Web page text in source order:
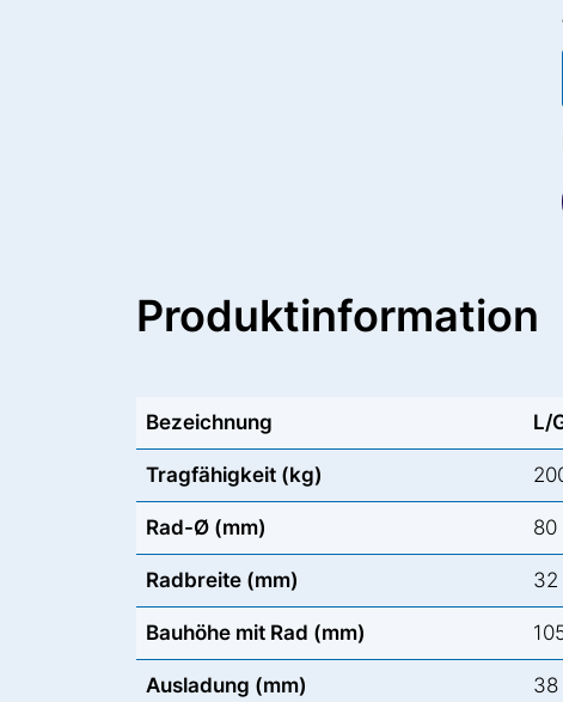
Produktinformation
Bezeichnung L/
Tragfähigkeit (kg)
Rad-Ø (mm) 80
Radbreite (mm) 32
Bauhöhe mit Rad (mm)
Ausladung (mm) 38